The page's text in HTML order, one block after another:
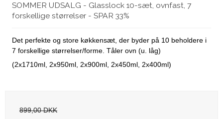
SOMMER UDSALG - Glasslock 10-sæt, ovnfast, 7
forskellige størrelser - SPAR 33%
Det perfekte og store køkkensæt, der byder på 10 beholdere i
7 forskellige størrelser/forme. Tåler ovn (u. låg)
(2x1710ml, 2x950ml, 2x900ml, 2x450ml, 2x400ml)
899,00 DKK